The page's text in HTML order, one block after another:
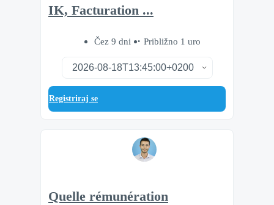
IK, Facturation ...
Čez 9 dni Približno 1 uro
Registriraj se
Quelle rémunération